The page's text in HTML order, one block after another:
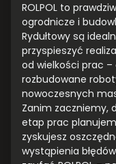
ROLPOL to
ogrodnicze i
Rydułtowy są
przyspieszyć
od wielkości prac
rozbudowane
nowoczesnych
Zanim zaczniemy,
etap prac
zyskujesz
wystąpienia